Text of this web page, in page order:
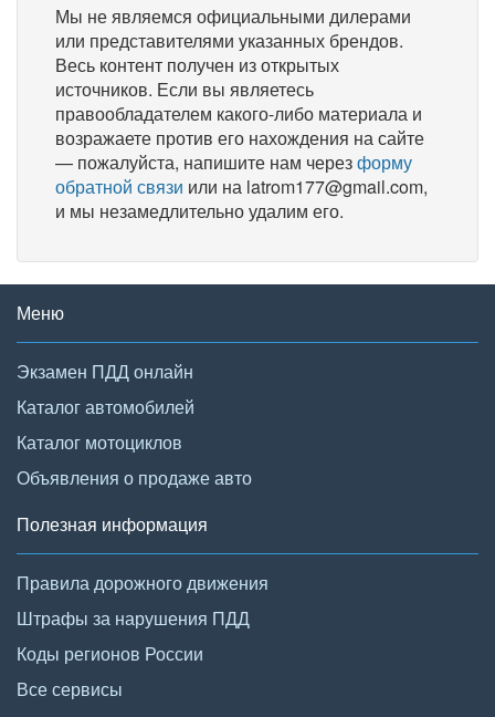
Мы не являемся официальными дилерами
или представителями указанных брендов.
Весь контент получен из открытых
источников. Если вы являетесь
правообладателем какого-либо материала и
возражаете против его нахождения на сайте
— пожалуйста, напишите нам черезформу
обратной связи или на latrom177@gmail.com,
и мы незамедлительно удалим его.
Меню
Экзамен ПДД онлайн
Каталог автомобилей
Каталог мотоциклов
Объявления о продаже авто
Полезная информация
Правила дорожного движения
Штрафы за нарушения ПДД
Коды регионов России
Все сервисы